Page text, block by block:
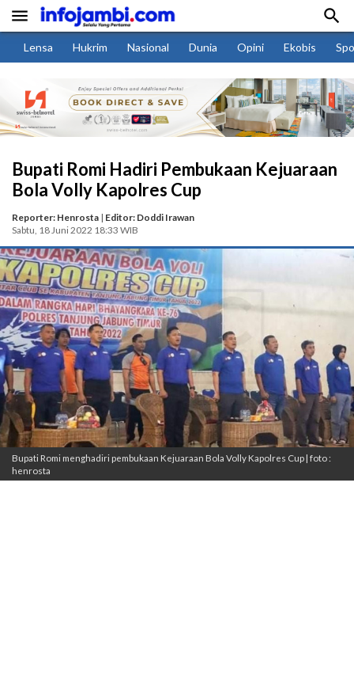
 
Lensa Hukrim Nasional Dunia Opini Ekobis
Bupati Romi Hadiri Pembukaan Kejuaraan
Bola Volly Kapolres Cup
Reporter: Henrosta | Editor: Doddi Irawan
Sabtu, 18 Juni 2022 18:33 WIB
Bupati Romi menghadiri pembukaan Kejuaraan Bola Volly Kapolres Cup | foto :
henrosta